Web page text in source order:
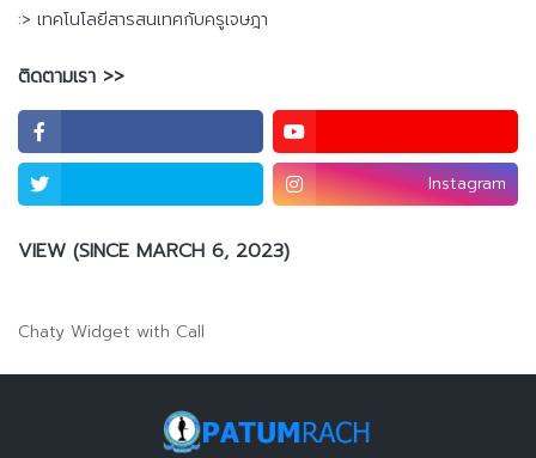
:> เทคโนโลยีสารสนเทศกับครูเจษฎา
ติดตามเรา >>
Instagram
VIEW (SINCE MARCH 6, 2023)
Chaty Widget with Call